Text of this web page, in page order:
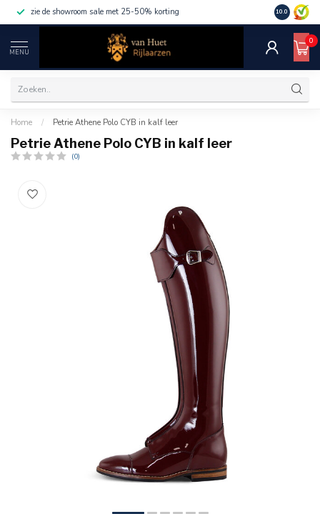
zie de showroom sale met 25-50% korting 10.0
MENU
0
Home / Petrie Athene Polo CYB in kalf leer
Petrie Athene Polo CYB in kalf leer
(0)